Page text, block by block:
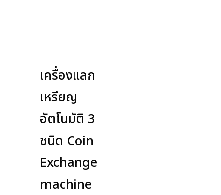
เครื่องแลก
เหรียญ
อัตโนมัติ 3
ชนิด Coin
Exchange
machine